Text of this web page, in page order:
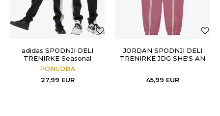
adidas SPODNJI DELI
TRENIRKE Seasonal
Essentials Colorblock
PONUDBA
27,99 EUR
JORDAN SPODNJI DELI
TRENIRKE JDG SHE'S AN
45,99 EUR